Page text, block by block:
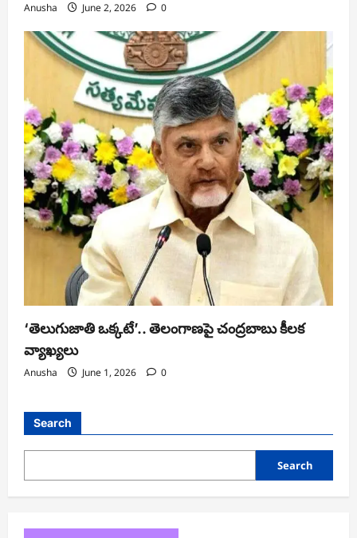
Anusha June 2, 2026 0
‘తెలుగుజాతి ఒక్కటే’.. తెలంగాణపై చంద్రబాబు కీలక
వ్యాఖ్యలు
Anusha June 1, 2026 0
Search
Search